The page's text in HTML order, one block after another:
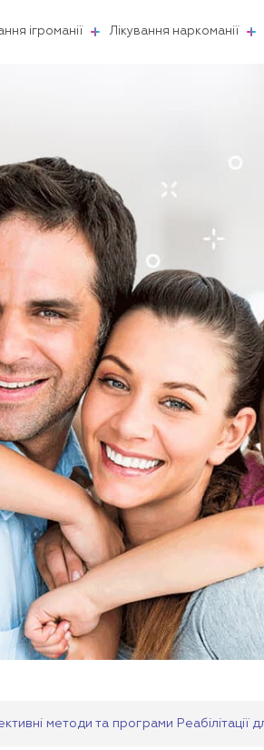
ігроманії Лікування наркоманії
методи та програми Реабілітації